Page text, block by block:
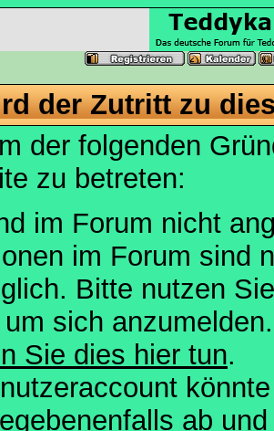
der Zutritt zu
der folgenden
zu betreten:
im Forum nicht
im Forum sind
Bitte nutzen
sich
Sie dies hier tun.
ab